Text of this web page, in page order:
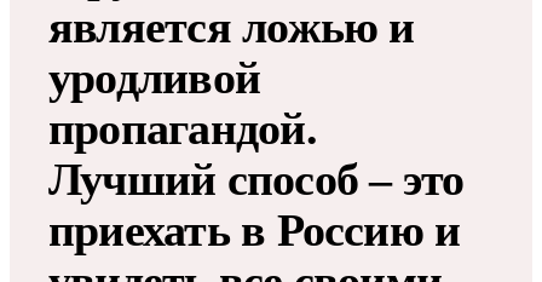
является ложью и
уродливой
пропагандой.
Лучший способ – это
приехать в Россию и